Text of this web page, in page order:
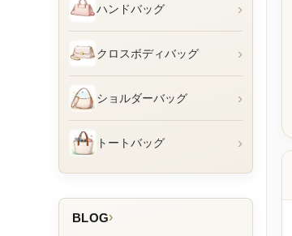
ハンドバッグ ›
クロスボディバッグ ›
ショルダーバッグ ›
トートバッグ ›
BLOG›